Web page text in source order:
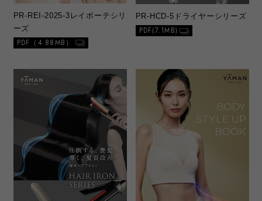
PR-REI-2025-3 レイボーテシリ
ーズ
PDF（4.88MB）
PR-HCD-5 ドライヤーシリーズ
PDF(7.1MB)